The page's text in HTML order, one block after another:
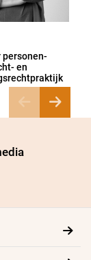
personen-
en